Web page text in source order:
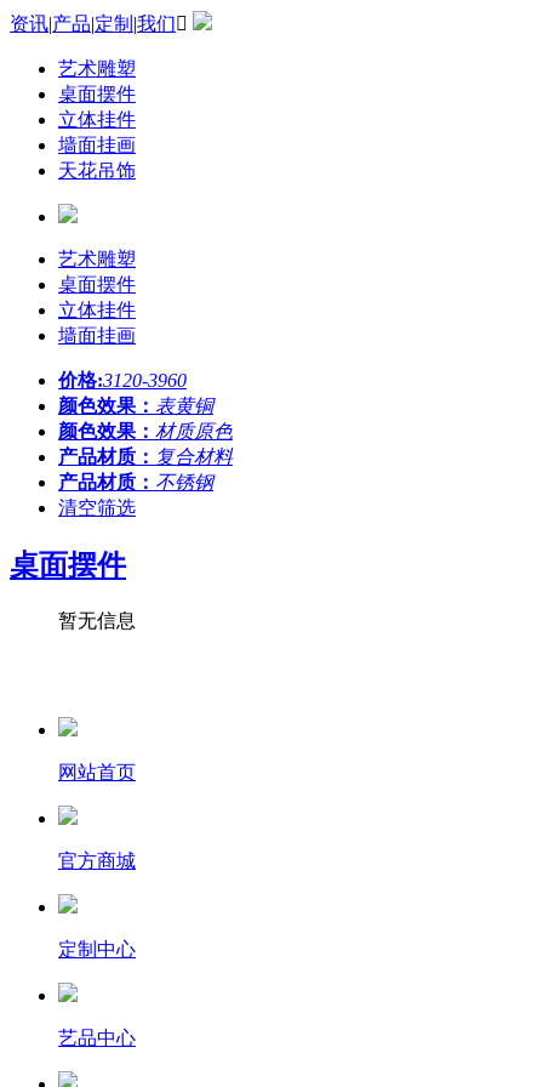
资讯|产品|定制 |我们
艺术雕塑
桌面摆件
立体挂件
墙面挂画
天花吊饰
艺术雕塑
桌面摆件
立体挂件
墙面挂画
价格:3120-3960
颜色效果： 表黄铜
颜色效果： 材质原色
产品材质： 复合材料
产品材质： 不锈钢
清空筛选
桌面摆件
暂无信息
网站首页
官方商城
定制中心
艺品中心